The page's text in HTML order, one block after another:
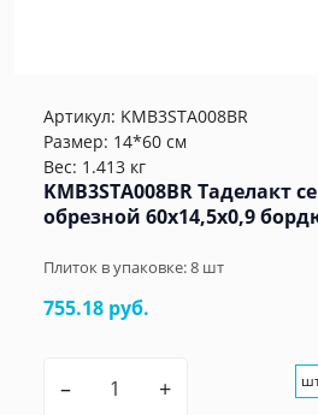
Артикул: KMB3STA008BR
Размер: 14*60 см
Вес: 1.413 кг
KMB3STA008BR Таделакт
обрезной 60x14,5x0,9
Плиток в упаковке:8 шт
755.18 руб.
– +